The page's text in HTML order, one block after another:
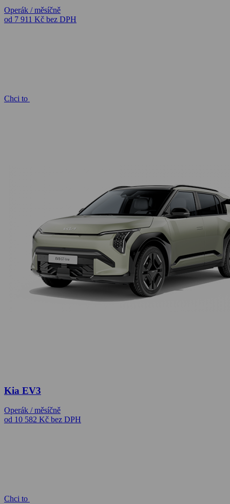
Operák / měsíčně
od 7 911 Kč bez DPH
Chci to
Kia EV3
Operák / měsíčně
od 10 582 Kč bez DPH
Chci to